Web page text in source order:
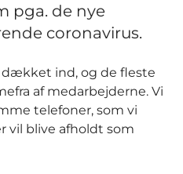
pga. de nye
coronavirus.
ind, og de fleste
af medarbejderne. Vi
telefoner, som vi
vil blive afholdt som